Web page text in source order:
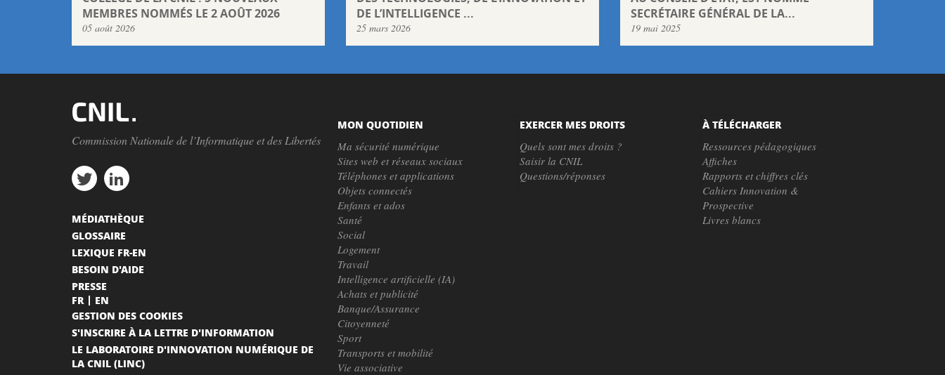
MEMBRES NOMMÉS LE 2 AOÛT 2026
05 août 2026
DE L’INTELLIGENCE ...
25 mars 2026
SECRÉTAIRE GÉNÉRAL DE LA...
19 mai 2025
Commission Nationale de l’Informatique et des Libertés
MON QUOTIDIEN
Ma sécurité numérique
Sites web et réseaux sociaux
Téléphones et applications
Objets connectés
Enfants et ados
Santé
Social
Logement
Travail
Intelligence artificielle (IA)
Achats et publicité
Banque/Assurance
Citoyenneté
Sport
Transports et mobilité
Vie associative
EXERCER MES DROITS
Quels sont mes droits ?
Saisir la CNIL
Questions/réponses
À TÉLÉCHARGER
Ressources pédagogiques
Affiches
Rapports et chiffres clés
Cahiers Innovation &
Prospective
Livres blancs
MÉDIATHÈQUE
GLOSSAIRE
LEXIQUE FR-EN
BESOIN D'AIDE
PRESSE
FR
EN
GESTION DES COOKIES
S'INSCRIRE À LA LETTRE D'INFORMATION
LE LABORATOIRE D'INNOVATION NUMÉRIQUE DE
LA CNIL (LINC)